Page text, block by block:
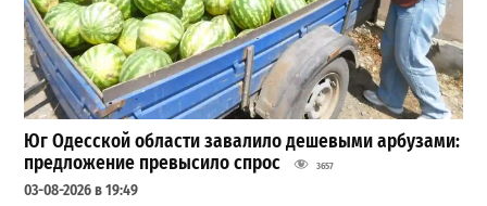
Юг Одесской области завалило дешевыми арбузами:
предложение превысило спрос
3657
03-08-2026 в 19:49